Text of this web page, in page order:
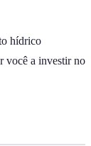
hídrico
você a investir no